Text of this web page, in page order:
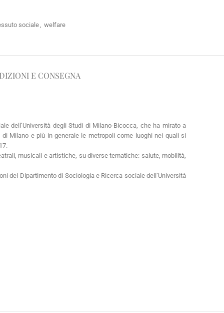
sociale welfare
E CONSEGNA
dell’Università degli Studi di Milano-Bicocca, che ha mirato a
Milano e più in generale le metropoli come luoghi nei quali si
musicali e artistiche, su diverse tematiche: salute, mobilità,
del Dipartimento di Sociologia e Ricerca sociale dell’Università